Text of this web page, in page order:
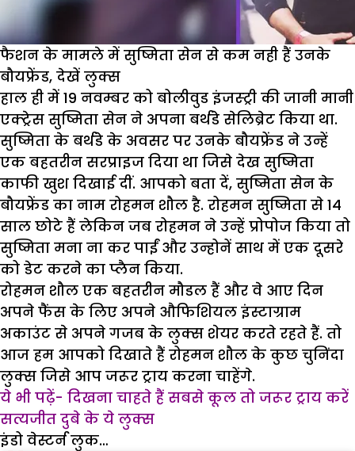
फैशन के मामले में सुष्मिता सेन से कम नही हैं उनके
बौयफ्रेंड, देखें लुक्स
हाल ही में 19 नवम्बर को बोलीवुड इंजस्ट्री की जानी मानी
एक्ट्रेस सुष्मिता सेन ने अपना बर्थडे सेलिब्रेट किया था.
सुष्मिता के बर्थडे के अवसर पर उनके बौयफ्रेंड ने उन्हें
एक बहतरीन सरप्राइज दिया था जिसे देख सुष्मिता
काफी खुश दिखाई दीं. आपको बता दें, सुष्मिता सेन के
बौयफ्रेंड का नाम रोहमन शौल है. रोहमन सुष्मिता से 14
साल छोटे हैं लेकिन जब रोहमन ने उन्हें प्रोपोज किया तो
सुष्मिता मना ना कर पाईं और उन्होनें साथ में एक दूसरे
को डेट करने का प्लैन किया.
रोहमन शौल एक बहतरीन मौडल हैं और वे आए दिन
अपने फैंस के लिए अपने औफिशियल इंस्टाग्राम
अकाउंट से अपने गजब के लुक्स शेयर करते रहते हैं. तो
आज हम आपको दिखाते हैं रोहमन शौल के कुछ चुनिंदा
लुक्स जिसे आप जरूर ट्राय करना चाहेंगे.
ये भी पढ़ें- दिखना चाहते हैं सबसे कूल तो जरूर ट्राय करें
सत्यजीत दुबे के ये लुक्स
इंडो वेस्टर्न लुक…